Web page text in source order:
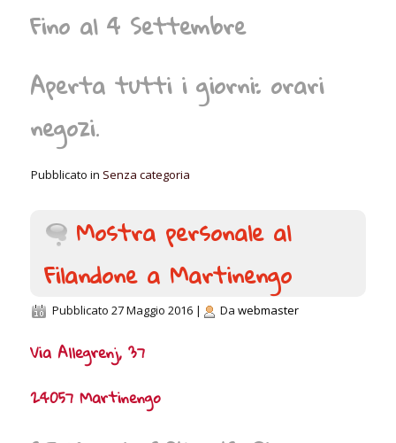
Fino al 4 Settembre
Aperta tutti i giorni: orari
negozi.
Pubblicato in Senza categoria
Mostra personale al
Filandone a Martinengo
Pubblicato 27 Maggio 2016 | Da webmaster
Via Allegrenj, 37
24057 Martinengo